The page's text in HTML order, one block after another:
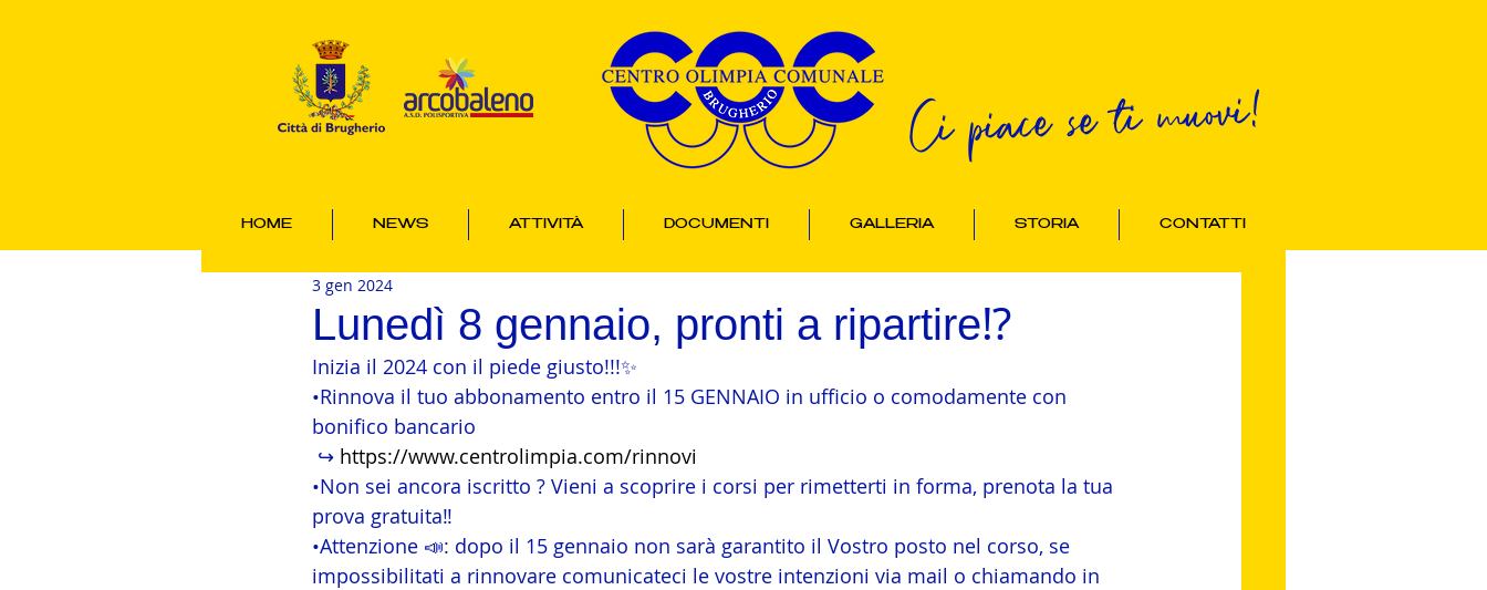
Ci piace se ti muovi!
HOME NEWS ATTIVITÀ DOCUMENTI GALLERIA STORIA CONTATTI
Lunedì 8 gennaio, pronti a ripartire⁉️
3 gen 2024
Inizia il 2024 con il piede giusto!!!✨
•Rinnova il tuo abbonamento entro il 15 GENNAIO in ufficio o comodamente con
bonifico bancario
↪️ https://www.centrolimpia.com/rinnovi
•Non sei ancora iscritto ? Vieni a scoprire i corsi per rimetterti in forma, prenota la tua
prova gratuita‼️
•Attenzione 📣: dopo il 15 gennaio non sarà garantito il Vostro posto nel corso, se
impossibilitati a rinnovare comunicateci le vostre intenzioni via mail o chiamando in